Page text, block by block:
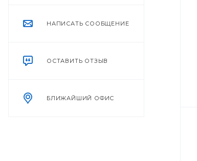
НАПИСАТЬ СООБЩЕНИЕ
ОСТАВИТЬ ОТЗЫВ
БЛИЖАЙШИЙ ОФИС